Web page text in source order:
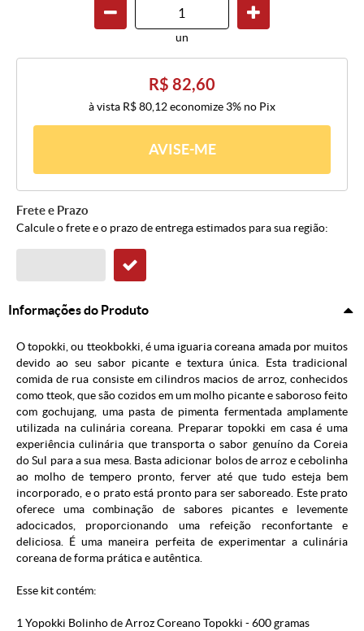
un
R$ 82,60
à vista R$ 80,12economize 3% no Pix
AVISE-ME
Frete e Prazo
Calcule o frete e o prazo de entrega estimados para sua região:
Informações do Produto
O topokki, ou tteokbokki, é uma iguaria coreana amada por muitos
devido ao seu sabor picante e textura única. Esta tradicional
comida de rua consiste em cilindros macios de arroz, conhecidos
como tteok, que são cozidos em um molho picante e saboroso feito
com gochujang, uma pasta de pimenta fermentada amplamente
utilizada na culinária coreana. Preparar topokki em casa é uma
experiência culinária que transporta o sabor genuíno da Coreia
do Sul para a sua mesa. Basta adicionar bolos de arroz e cebolinha
ao molho de tempero pronto, ferver até que tudo esteja bem
incorporado, e o prato está pronto para ser saboreado. Este prato
oferece uma combinação de sabores picantes e levemente
adocicados, proporcionando uma refeição reconfortante e
deliciosa. É uma maneira perfeita de experimentar a culinária
coreana de forma prática e autêntica.
Esse kit contém:
1 Yopokki Bolinho de Arroz Coreano Topokki - 600 gramas